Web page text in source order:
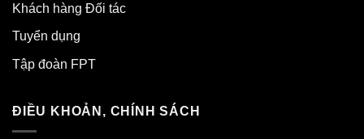
Khách hàng Đối tác
Tuyển dụng
Tập đoàn FPT
ĐIỀU KHOẢN, CHÍNH SÁCH